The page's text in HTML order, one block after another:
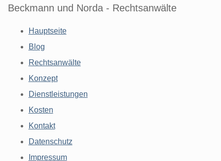
Beckmann und Norda - Rechtsanwälte
Hauptseite
Blog
Rechtsanwälte
Konzept
Dienstleistungen
Kosten
Kontakt
Datenschutz
Impressum